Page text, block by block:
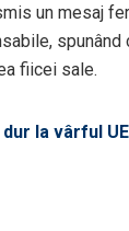
un mesaj
spunând
fiicei sale.
la vârful